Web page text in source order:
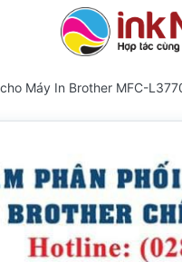
Máy In Brother MFC-